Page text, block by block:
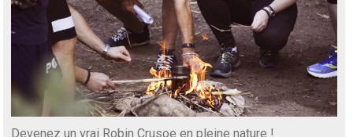
Devenez un vrai Robin Crusoe en pleine nature !